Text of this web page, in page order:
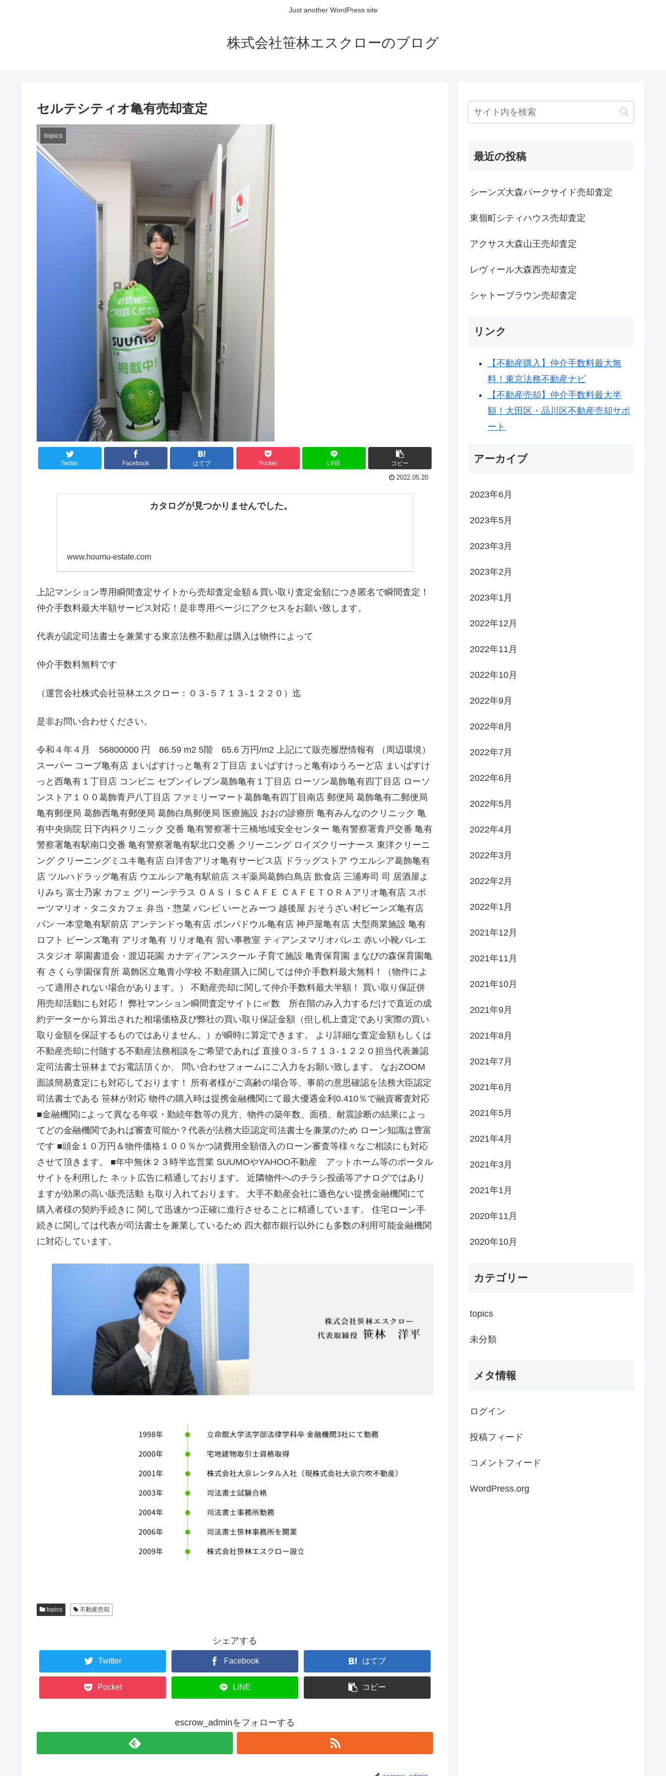
Just another WordPress site
株式会社笹林エスクローのブログ
セルテシティオ亀有売却査定
topics
Twitter Facebook はてブ Pocket LINE コピー
2022.05.20
カタログが見つかりませんでした。
www.houmu-estate.com
上記マンション専用瞬間査定サイトから売却査定金額＆買い取り査定金額につき匿名で瞬間査定！
仲介手数料最大半額サービス対応！是非専用ページにアクセスをお願い致します。
代表が認定司法書士を兼業する東京法務不動産は購入は物件によって
仲介手数料無料です
（運営会社株式会社笹林エスクロー：０３-５７１３-１２２０）迄
是非お問い合わせください。
令和４年４月 56800000 円 86.59 m2 5階 65.6 万円/m2 上記にて販売履歴情報有 （周辺環境）
スーパー コープ亀有店 まいばすけっと亀有２丁目店 まいばすけっと亀有ゆうろーど店 まいばすけ
っと西亀有１丁目店 コンビニ セブンイレブン葛飾亀有１丁目店 ローソン葛飾亀有四丁目店 ローソ
ンストア１００葛飾青戸八丁目店 ファミリーマート葛飾亀有四丁目南店 郵便局 葛飾亀有二郵便局
亀有郵便局 葛飾西亀有郵便局 葛飾白鳥郵便局 医療施設 おおの診療所 亀有みんなのクリニック 亀
有中央病院 日下内科クリニック 交番 亀有警察署十三橋地域安全センター 亀有警察署青戸交番 亀有
警察署亀有駅南口交番 亀有警察署亀有駅北口交番 クリーニング ロイズクリーナース 東洋クリーニ
ング クリーニングミユキ亀有店 白洋舎アリオ亀有サービス店 ドラッグストア ウエルシア葛飾亀有
店 ツルハドラッグ亀有店 ウエルシア亀有駅前店 スギ薬局葛飾白鳥店 飲食店 三浦寿司 司 居酒屋よ
りみち 富士乃家 カフェ グリーンテラス ＯＡＳＩＳＣＡＦＥ ＣＡＦＥＴＯＲＡアリオ亀有店 スポ
ーツマリオ・タニタカフェ 弁当・惣菜 バンビ いーとみーつ 越後屋 おそうざい村ビーンズ亀有店
パン 一本堂亀有駅前店 アンテンドゥ亀有店 ポンパドウル亀有店 神戸屋亀有店 大型商業施設 亀有
ロフト ビーンズ亀有 アリオ亀有 リリオ亀有 習い事教室 ティアンヌマリオバレエ 赤い小靴バレエ
スタジオ 翠園書道会・渡辺花園 カナディアンスクール 子育て施設 亀青保育園 まなびの森保育園亀
有 さくら学園保育所 葛飾区立亀青小学校 不動産購入に関しては仲介手数料最大無料！（物件によ
って適用されない場合があります。） 不動産売却に関して仲介手数料最大半額！ 買い取り保証併
用売却活動にも対応！ 弊社マンション瞬間査定サイトに㎡数 所在階のみ入力するだけで直近の成
約データーから算出された相場価格及び弊社の買い取り保証金額（但し机上査定であり実際の買い
取り金額を保証するものではありません。）が瞬時に算定できます。 より詳細な査定金額もしくは
不動産売却に付随する不動産法務相談をご希望であれば 直接０３-５７１３-１２２０担当代表兼認
定司法書士笹林までお電話頂くか、 問い合わせフォームにご入力をお願い致します。 なおZOOM
面談簡易査定にも対応しております！ 所有者様がご高齢の場合等、事前の意思確認を法務大臣認定
司法書士である 笹林が対応 物件の購入時は提携金融機関にて最大優遇金利0.410％で融資審査対応
■金融機関によって異なる年収・勤続年数等の見方、物件の築年数、面積、耐震診断の結果によっ
てどの金融機関であれば審査可能か？代表が法務大臣認定司法書士を兼業のため ローン知識は豊富
です ■頭金１０万円＆物件価格１００％かつ諸費用全額借入のローン審査等様々なご相談にも対応
させて頂きます。 ■年中無休２３時半迄営業 SUUMOやYAHOO不動産 アットホーム等のポータル
サイトを利用した ネット広告に精通しております。 近隣物件へのチラシ投函等アナログではあり
ますが効果の高い販売活動 も取り入れております。 大手不動産会社に遜色ない提携金融機関にて
購入者様の契約手続きに 関して迅速かつ正確に進行させることに精通しています。 住宅ローン手
続きに関しては代表が司法書士を兼業しているため 四大都市銀行以外にも多数の利用可能金融機関
に対応しています。
topics 不動産売却
シェアする
Twitter Facebook はてブ
Pocket LINE コピー
escrow_adminをフォローする
最近の投稿
シーンズ大森パークサイド売却査定
東嶺町シティハウス売却査定
アクサス大森山王売却査定
レヴィール大森西売却査定
シャトーブラウン売却査定
リンク
【不動産購入】仲介手数料最大無
料！東京法務不動産ナビ
【不動産売却】仲介手数料最大半
額！大田区・品川区不動産売却サポ
ート
アーカイブ
2023年6月
2023年5月
2023年3月
2023年2月
2023年1月
2022年12月
2022年11月
2022年10月
2022年9月
2022年8月
2022年7月
2022年6月
2022年5月
2022年4月
2022年3月
2022年2月
2022年1月
2021年12月
2021年11月
2021年10月
2021年9月
2021年8月
2021年7月
2021年6月
2021年5月
2021年4月
2021年3月
2021年1月
2020年11月
2020年10月
カテゴリー
topics
未分類
メタ情報
ログイン
投稿フィード
コメントフィード
WordPress.org